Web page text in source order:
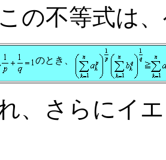
の不等式は
のとき、
、さらにイ